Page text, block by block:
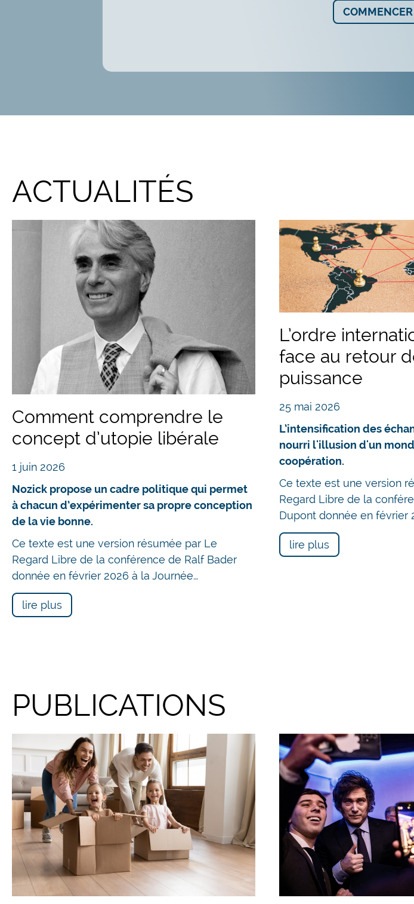
ACTUALITÉS
Comment comprendre le
concept d’utopie libérale
1 juin 2026
Nozick propose un cadre politique qui permet
à chacun d’expérimenter sa propre conception
de la vie bonne.
Ce texte est une version résumée par Le
Regard Libre de la conférence de Ralf Bader
donnée en février 2026 à la Journée…
lire plus
L’ordre
face au retour
puissance
25 mai 2026
L’intensification des
nourri l'illusion d'un
coopération.
Ce texte est une version
Regard Libre de la
Dupont donnée en février
lire plus
PUBLICATIONS